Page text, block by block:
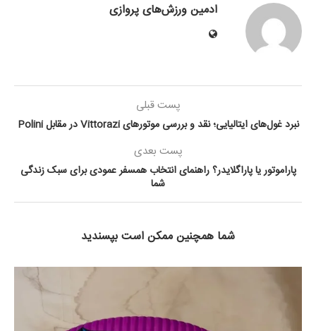
ادمین ورزش‌های پروازی
پست قبلی
نبرد غول‌های ایتالیایی؛ نقد و بررسی موتورهای Vittorazi در مقابل Polini
پست بعدی
پاراموتور یا پاراگلایدر؟ راهنمای انتخاب همسفر عمودی برای سبک زندگی
شما
شما همچنین ممکن است بپسندید